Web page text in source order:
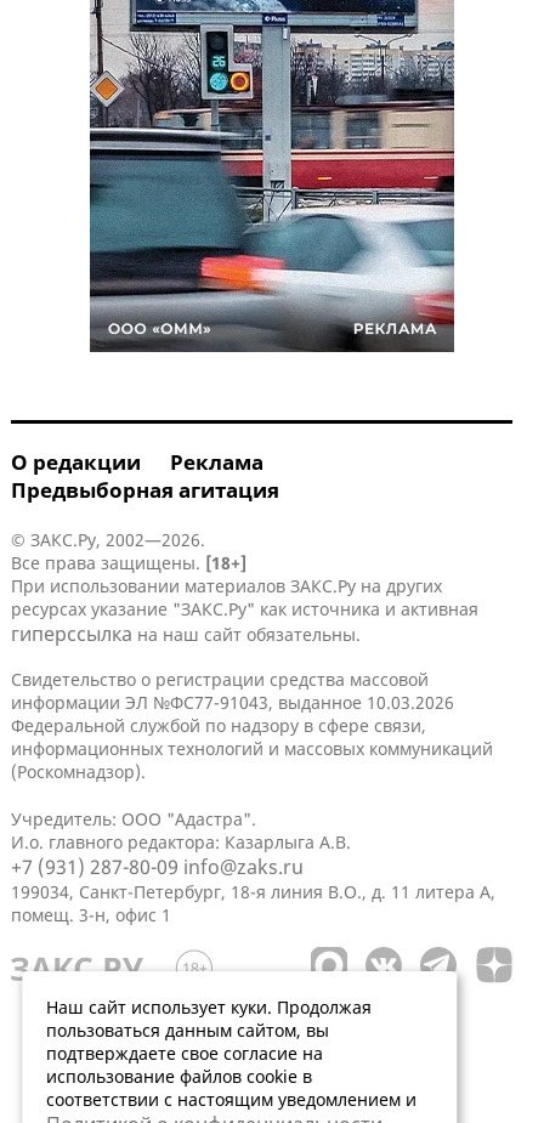
О редакции
Реклама
Предвыборная агитация
© ЗАКС.Ру, 2002—2026.
Все права защищены. [18+]
При использовании материалов ЗАКС.Ру на других
ресурсах указание "ЗАКС.Ру" как источника и активная
гиперссылка на наш сайт обязательны.
Свидетельство о регистрации средства массовой
информации ЭЛ №ФС77-91043, выданное 10.03.2026
Федеральной службой по надзору в сфере связи,
информационных технологий и массовых коммуникаций
(Роскомнадзор).
Учредитель: ООО "Адастра".
И.о. главного редактора: Казарлыга А.В.
+7 (931) 287-80-09 info@zaks.ru
199034, Санкт-Петербург, 18-я линия В.О., д. 11 литера А,
помещ. 3-н, офис 1
Наш сайт использует куки. Продолжая
пользоваться данным сайтом, вы
подтверждаете свое согласие на
использование файлов cookie в
соответствии с настоящим уведомлением и